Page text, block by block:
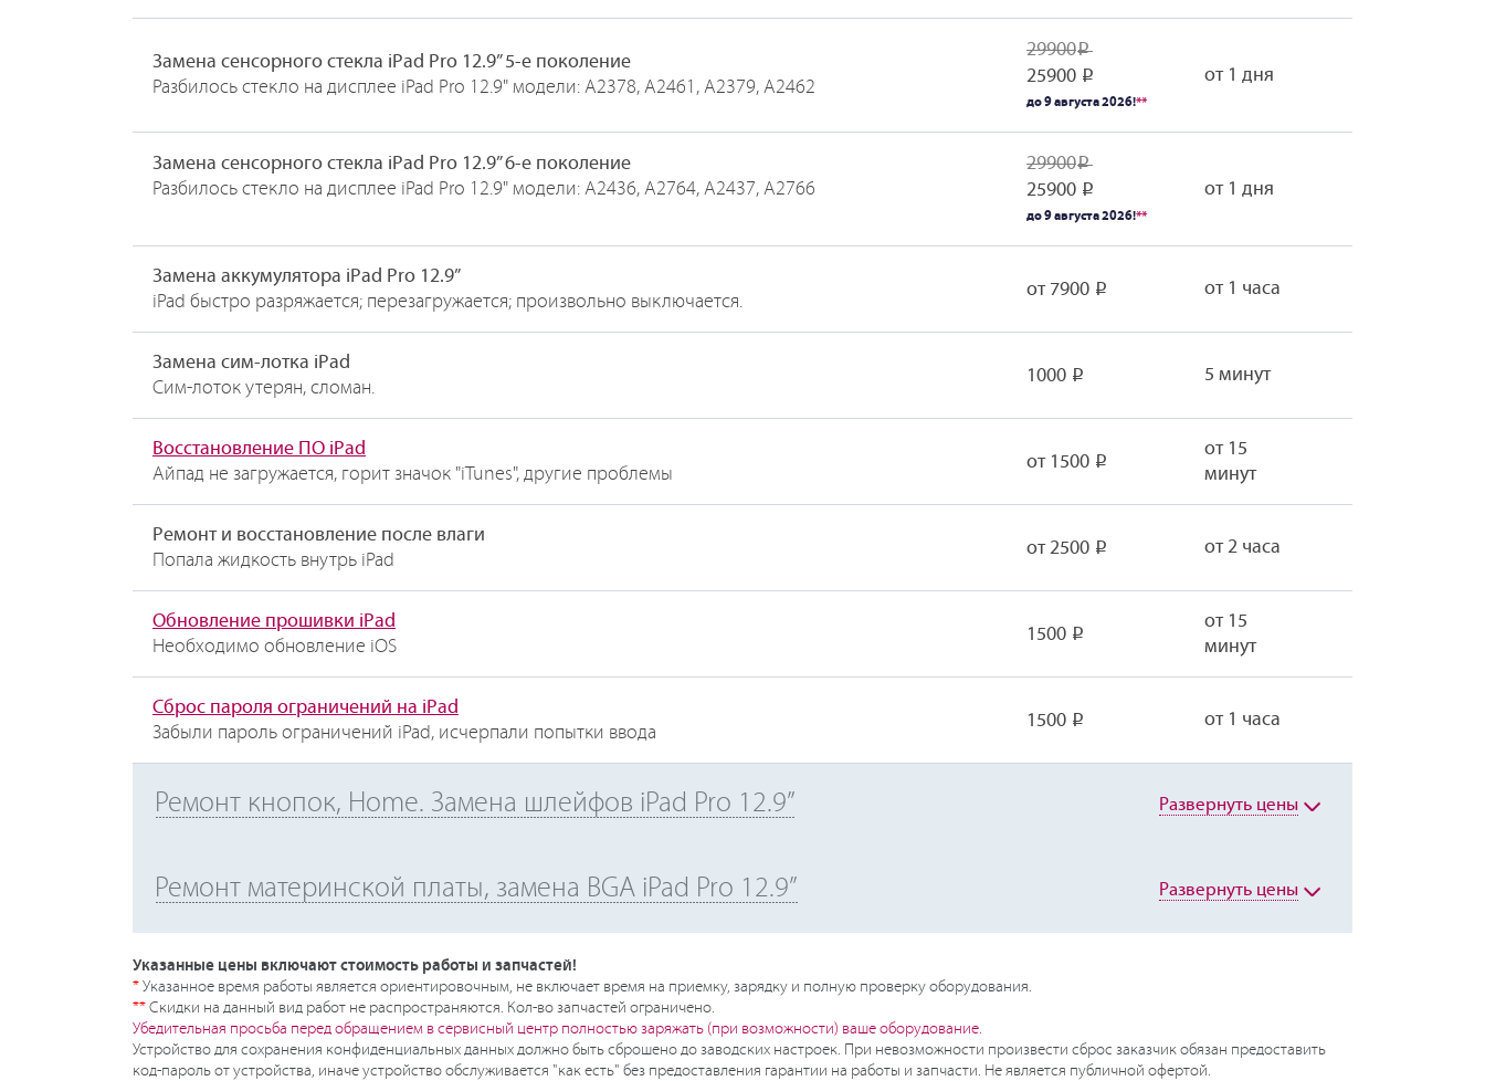
Замена сенсорного стекла iPad Pro 12.9” 5-е поколение
Разбилось стекло на дисплее iPad Pro 12.9" модели: A2378, A2461, A2379, A2462
29900Р
25900 Р
до 9 августа 2026!**
от 1 дня
Замена сенсорного стекла iPad Pro 12.9” 6-е поколение
Разбилось стекло на дисплее iPad Pro 12.9" модели: A2436, A2764, A2437, A2766
29900Р
25900 Р
до 9 августа 2026!**
от 1 дня
Замена аккумулятора iPad Pro 12.9”
iPad быстро разряжается; перезагружается; произвольно выключается.
от 7900 Р от 1 часа
Замена сим-лотка iPad
Сим-лоток утерян, сломан.
1000 Р 5 минут
Восстановление ПО iPad
Айпад не загружается, горит значок "iTunes", другие проблемы
от 1500 Р
от 15
минут
Ремонт и восстановление после влаги
Попала жидкость внутрь iPad
от 2500 Р от 2 часа
Обновление прошивки iPad
Необходимо обновление iOS
1500 Р
от 15
минут
Сброс пароля ограничений на iPad
Забыли пароль ограничений iPad, исчерпали попытки ввода
1500 Р от 1 часа
Развернуть цены
Ремонт кнопок, Home. Замена шлейфов iPad Pro 12.9”
Развернуть цены
Ремонт материнской платы, замена BGA iPad Pro 12.9”
Указанные цены включают стоимость работы и запчастей!
*Указанное время работы является ориентировочным, не включает время на приемку, зарядку и полную проверку оборудования.
**Скидки на данный вид работ не распространяются. Кол-во запчастей ограничено.
Убедительная просьба перед обращением в сервисный центр полностью заряжать (при возможности) ваше оборудование.
Устройство для сохранения конфиденциальных данных должно быть сброшено до заводских настроек. При невозможности произвести сброс заказчик обязан предоставить
код-пароль от устройства, иначе устройство обслуживается "как есть" без предоставления гарантии на работы и запчасти. Не является публичной офертой.